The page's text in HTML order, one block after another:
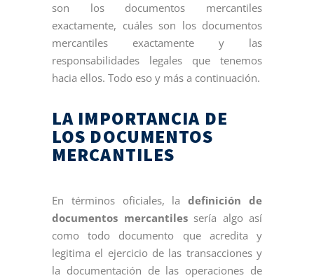
son los documentos mercantiles
exactamente, cuáles son los documentos
mercantiles exactamente y las
responsabilidades legales que tenemos
hacia ellos. Todo eso y más a continuación.
LA IMPORTANCIA DE
LOS DOCUMENTOS
MERCANTILES
En términos oficiales, ladefinición de
documentos mercantilessería algo así
como todo documento que acredita y
legitima el ejercicio de las transacciones y
la documentación de las operaciones de